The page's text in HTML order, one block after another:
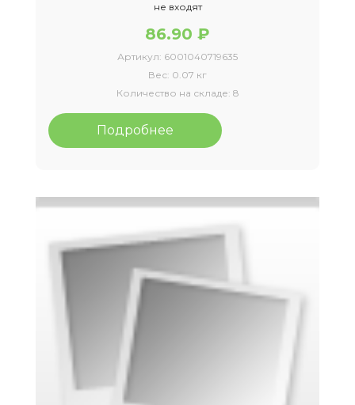
не входят
86.90 ₽
Артикул: 6001040719635
Вес: 0.07 кг
Количество на складе: 8
Подробнее